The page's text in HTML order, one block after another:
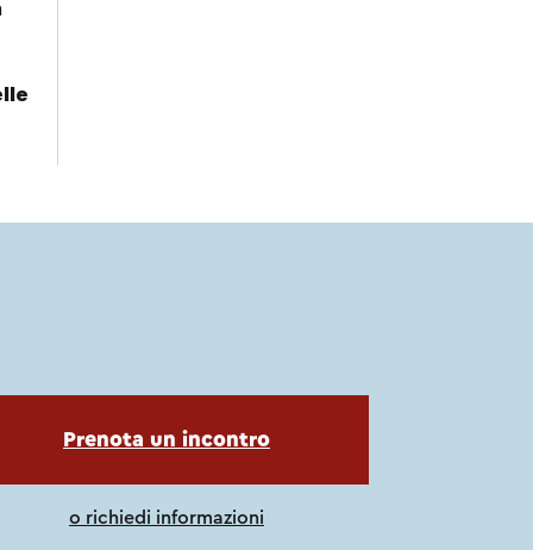
Prenota un incontro
o richiedi informazioni